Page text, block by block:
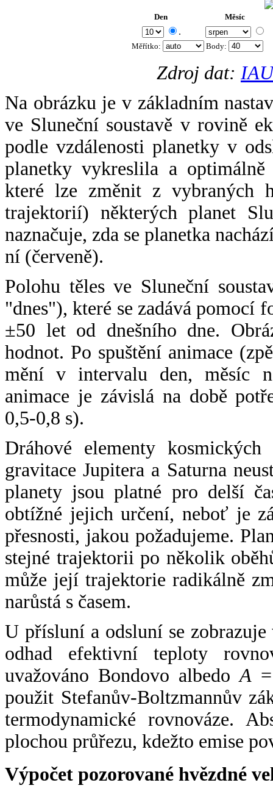
Den Měsíc
.
Měřítko: Body:
Zdroj dat:
Na obrázku je v základním
ve Sluneční soustavě v rovině
podle vzdálenosti planetky v
planetky vykreslila a
které lze změnit z vybraných
trajektorií) některých planet
naznačuje, zda se planetka
ní (červeně).
Polohu těles ve Sluneční
"dnes"), které se zadává pomocí
±50 let od dnešního dne.
hodnot. Po spuštění animace
mění v intervalu den, měsíc
animace je závislá na době
0,5-0,8 s).
Dráhové elementy
gravitace Jupitera a Saturna
planety jsou platné pro delší
obtížné jejich určení, neboť je
přesnosti, jakou požadujeme.
stejné trajektorii po několik
může její trajektorie radikálně
narůstá s časem.
U přísluní a odsluní se
odhad efektivní teploty
uvažováno Bondovo albedoA
použit Stefanův-Boltzmannův
termodynamické rovnováze.
plochou průřezu, kdežto emise
Výpočet pozorované hvězdné